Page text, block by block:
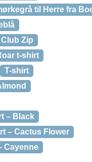
til Herre fra
Club Zip
t-shirt
T-shirt
– Black
– Cactus Flower
Cayenne